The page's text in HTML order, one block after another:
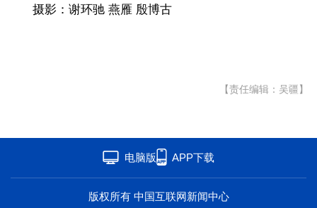
摄影：谢环驰 燕雁 殷博古
【责任编辑：吴疆】
电脑版 APP下载
版权所有 中国互联网新闻中心